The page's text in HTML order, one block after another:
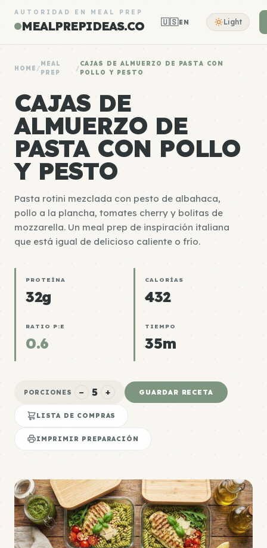
AUTORIDAD EN MEAL PREP
MEALPREPIDEAS.CO 🇺🇸EN Light
HOME /
MEAL
PREP
/
CAJAS DE ALMUERZO DE PASTA CON
POLLO Y PESTO
CAJAS DE
ALMUERZO DE
PASTA CON POLLO
Y PESTO
Pasta rotini mezclada con pesto de albahaca,
pollo a la plancha, tomates cherry y bolitas de
mozzarella. Un meal prep de inspiración italiana
que está igual de delicioso caliente o frío.
PROTEÍNA
32g
CALORÍAS
432
RATIO P:E
0.6
TIEMPO
35m
PORCIONES − 5 + GUARDAR RECETA
LISTA DE COMPRAS
IMPRIMIR PREPARACIÓN